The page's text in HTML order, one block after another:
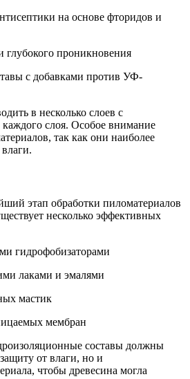
на основе фторидов и
глубокого проникновения
с добавками против УФ-
в несколько слоев с
слоя. Особое внимание
так как они наиболее
этап обработки пиломатериалов
несколько эффективных
гидрофобизаторами
лаками и эмалями
мастик
мембран
составы должны
от влаги, но и
чтобы древесина могла